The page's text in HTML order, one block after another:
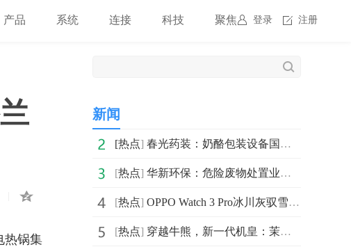
登录 注册
产品 系统 连接 科技 聚焦
热锅集
新闻
[热点] 春光药装：奶酪包装设备国内市场份额超50% 获评国家级专
[热点] 华新环保：危险废物处置业务收入暴涨 延伸产业链进军危
[热点] OPPO Watch 3 Pro冰川灰驭雪登场！腕间便捷体验再度革新
[热点] 穿越牛熊，新一代机皇：茉莉矿机JASMINER X16-Q